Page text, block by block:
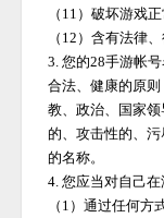
（ 11）破坏游戏正
（ 12）含有法律
3. 您的28手游帐
合法、健康的原
教、政治、国家
的、攻击性的、
的名称。
4. 您应当对自己
（ 1）通过任何方